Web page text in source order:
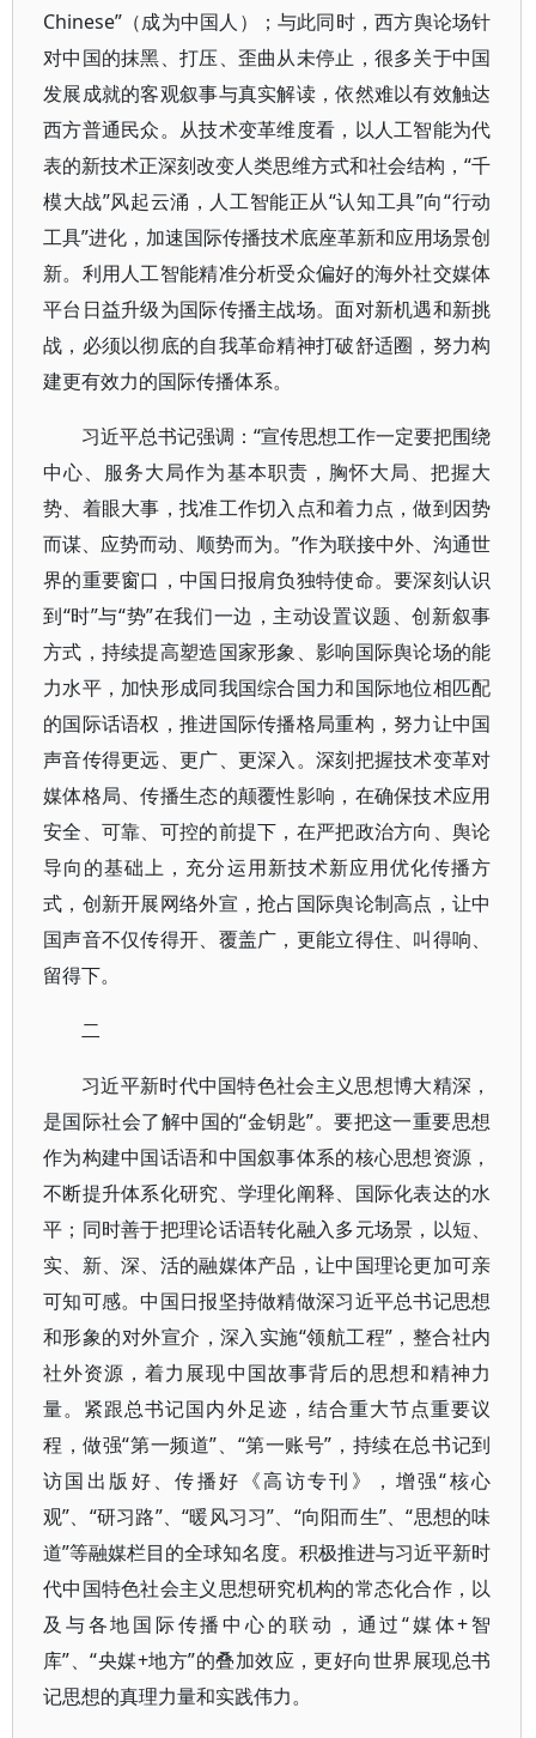
Chinese”（成为中国人）；与此同时，西方舆论场针
对中国的抹黑、打压、歪曲从未停止，很多关于中国
发展成就的客观叙事与真实解读，依然难以有效触达
西方普通民众。从技术变革维度看，以人工智能为代
表的新技术正深刻改变人类思维方式和社会结构，“千
模大战”风起云涌，人工智能正从“认知工具”向“行动
工具”进化，加速国际传播技术底座革新和应用场景创
新。利用人工智能精准分析受众偏好的海外社交媒体
平台日益升级为国际传播主战场。面对新机遇和新挑
战，必须以彻底的自我革命精神打破舒适圈，努力构
建更有效力的国际传播体系。
习近平总书记强调：“宣传思想工作一定要把围绕
中心、服务大局作为基本职责，胸怀大局、把握大
势、着眼大事，找准工作切入点和着力点，做到因势
而谋、应势而动、顺势而为。”作为联接中外、沟通世
界的重要窗口，中国日报肩负独特使命。要深刻认识
到“时”与“势”在我们一边，主动设置议题、创新叙事
方式，持续提高塑造国家形象、影响国际舆论场的能
力水平，加快形成同我国综合国力和国际地位相匹配
的国际话语权，推进国际传播格局重构，努力让中国
声音传得更远、更广、更深入。深刻把握技术变革对
媒体格局、传播生态的颠覆性影响，在确保技术应用
安全、可靠、可控的前提下，在严把政治方向、舆论
导向的基础上，充分运用新技术新应用优化传播方
式，创新开展网络外宣，抢占国际舆论制高点，让中
国声音不仅传得开、覆盖广，更能立得住、叫得响、
留得下。
二
习近平新时代中国特色社会主义思想博大精深，
是国际社会了解中国的“金钥匙”。要把这一重要思想
作为构建中国话语和中国叙事体系的核心思想资源，
不断提升体系化研究、学理化阐释、国际化表达的水
平；同时善于把理论话语转化融入多元场景，以短、
实、新、深、活的融媒体产品，让中国理论更加可亲
可知可感。中国日报坚持做精做深习近平总书记思想
和形象的对外宣介，深入实施“领航工程”，整合社内
社外资源，着力展现中国故事背后的思想和精神力
量。紧跟总书记国内外足迹，结合重大节点重要议
程，做强“第一频道”、“第一账号”，持续在总书记到
访国出版好、传播好《高访专刊》，增强“核心
观”、“研习路”、“暖风习习”、“向阳而生”、“思想的味
道”等融媒栏目的全球知名度。积极推进与习近平新时
代中国特色社会主义思想研究机构的常态化合作，以
及与各地国际传播中心的联动，通过“媒体+智
库”、“央媒+地方”的叠加效应，更好向世界展现总书
记思想的真理力量和实践伟力。